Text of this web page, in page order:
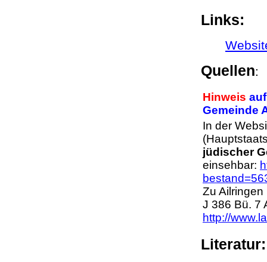
Links:
Quellen
Hinweis
Gemeinde
In der
jüdischer
einsehbar:
Zu
J 386 Bü. 7
http://